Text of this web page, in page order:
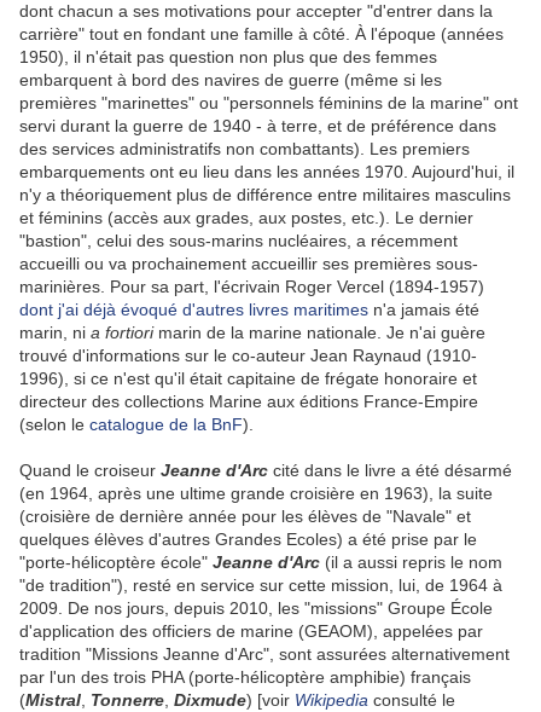
dont chacun a ses motivations pour accepter "d'entrer dans la
carrière" tout en fondant une famille à côté. À l'époque (années
1950), il n'était pas question non plus que des femmes
embarquent à bord des navires de guerre (même si les
premières "marinettes" ou "personnels féminins de la marine" ont
servi durant la guerre de 1940 - à terre, et de préférence dans
des services administratifs non combattants). Les premiers
embarquements ont eu lieu dans les années 1970. Aujourd'hui, il
n'y a théoriquement plus de différence entre militaires masculins
et féminins (accès aux grades, aux postes, etc.). Le dernier
"bastion", celui des sous-marins nucléaires, a récemment
accueilli ou va prochainement accueillir ses premières sous-
marinières. Pour sa part, l'écrivain Roger Vercel (1894-1957)
dont j'ai déjà évoqué d'autres livres maritimes n'a jamais été
marin, ni a fortiorimarin de la marine nationale. Je n'ai guère
trouvé d'informations sur le co-auteur Jean Raynaud (1910-
1996), si ce n'est qu'il était capitaine de frégate honoraire et
directeur des collections Marine aux éditions France-Empire
(selon le catalogue de la BnF).
Quand le croiseur Jeanne d'Arc cité dans le livre a été désarmé
(en 1964, après une ultime grande croisière en 1963), la suite
(croisière de dernière année pour les élèves de "Navale" et
quelques élèves d'autres Grandes Ecoles) a été prise par le
"porte-hélicoptère école" Jeanne d'Arc (il a aussi repris le nom
"de tradition"), resté en service sur cette mission, lui, de 1964 à
2009. De nos jours, depuis 2010, les "missions" Groupe École
d'application des officiers de marine (GEAOM), appelées par
tradition "Missions Jeanne d'Arc", sont assurées alternativement
par l'un des trois PHA (porte-hélicoptère amphibie) français
(Mistral Tonnerre Dixmude) [voir Wikipedia consulté le